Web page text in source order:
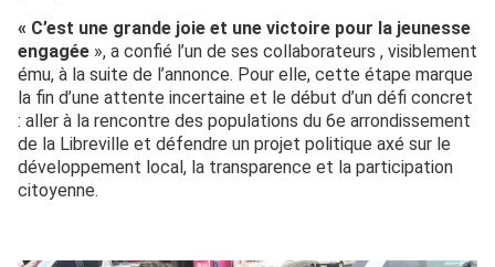
« C’est une grande joie et une victoire pour la jeunesse
engagée », a confié l’un de ses collaborateurs , visiblement
ému, à la suite de l’annonce. Pour elle, cette étape marque
la fin d’une attente incertaine et le début d’un défi concret
: aller à la rencontre des populations du 6e arrondissement
de la Libreville et défendre un projet politique axé sur le
développement local, la transparence et la participation
citoyenne.